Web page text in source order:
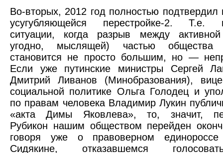
Во-вторых, 2012 год полностью подтвердил
усугубляющейся перестройке-2. Т.е.
ситуации, когда разрыв между
угодно, мыслящей) частью
становится не просто большим, но —
Если уже путинские министры Сергей
Дмитрий Ливанов (Минобразования),
социальной политике Ольга Голодец и
по правам человека Владимир Лукин
«акта Димы Яковлева», то, значит,
Рубикон нашим обществом перейден
говоря уже о правоверном единороссе
Сидякине, отказавшемся